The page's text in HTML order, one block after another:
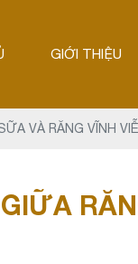
GIỚI THIỆU
VÀ RĂNG VĨNH